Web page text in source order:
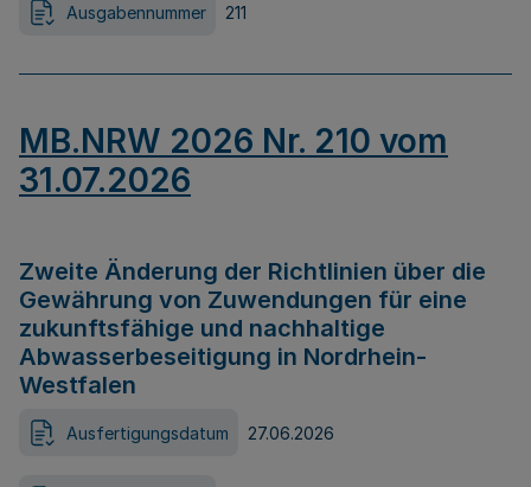
Ausgabennummer 211
MB.NRW 2026 Nr. 210 vom
31.07.2026
Zweite Änderung der Richtlinien über die
Gewährung von Zuwendungen für eine
zukunftsfähige und nachhaltige
Abwasserbeseitigung in Nordrhein-
Westfalen
Ausfertigungsdatum 27.06.2026